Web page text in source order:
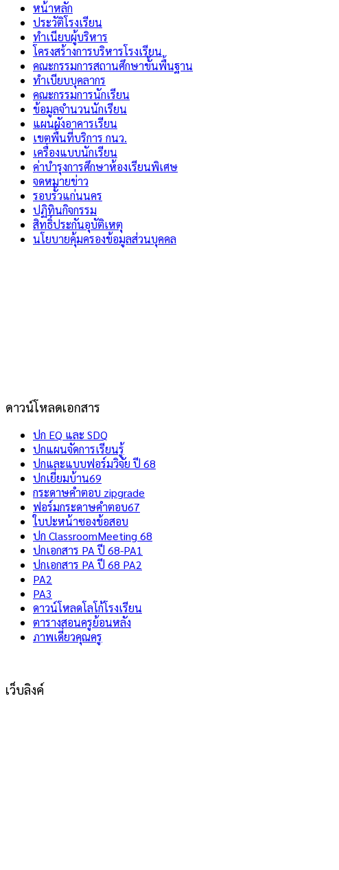
หน้าหลัก
ประวัติโรงเรียน
ทำเนียบผู้บริหาร
โครงสร้างการบริหารโรงเรียน
คณะกรรมการสถานศึกษาขั้นพื้นฐาน
ทำเบียบบุคลากร
คณะกรรมการนักเรียน
ข้อมูลจำนวนนักเรียน
แผนผังอาคารเรียน
เขตพื้นที่บริการ กนว.
เครื่องแบบนักเรียน
ค่าบำรุงการศึกษาห้องเรียนพิเศษ
จดหมายข่าว
รอบรั้วแก่นนคร
ปฏิทินกิจกรรม
สิทธิ์ประกันอุบัติเหตุ
นโยบายคุ้มครองข้อมูลส่วนบุคคล
ดาวน์โหลดเอกสาร
ปก EQ และ SDQ
ปกแผนจัดการเรียนรู้
ปกและแบบฟอร์มวิจัย ปี 68
ปกเยี่ยมบ้าน69
กระดาษคำตอบ zipgrade
ฟอร์มกระดาษคำตอบ67
ใบปะหน้าซองข้อสอบ
ปก ClassroomMeeting 68
ปกเอกสาร PA ปี 68-PA1
ปกเอกสาร PA ปี 68 PA2
PA2
PA3
ดาวน์โหลดโลโก้โรงเรียน
ตารางสอนครูย้อนหลัง
ภาพเดี่ยวคุณครู
เว็บลิงค์